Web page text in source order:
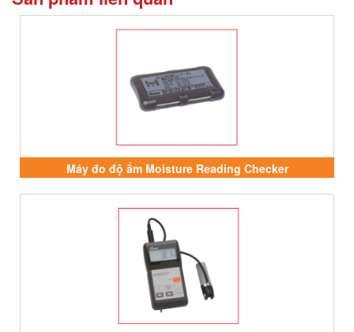
Máy đo độ ẩm Moisture Reading Checker